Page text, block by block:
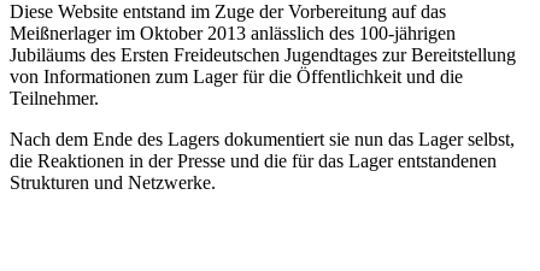
Diese Website entstand im Zuge der Vorbereitung auf das
Meißnerlager im Oktober 2013 anlässlich des 100-jährigen
Jubiläums des Ersten Freideutschen Jugendtages zur Bereitstellung
von Informationen zum Lager für die Öffentlichkeit und die
Teilnehmer.
Nach dem Ende des Lagers dokumentiert sie nun das Lager selbst,
die Reaktionen in der Presse und die für das Lager entstandenen
Strukturen und Netzwerke.